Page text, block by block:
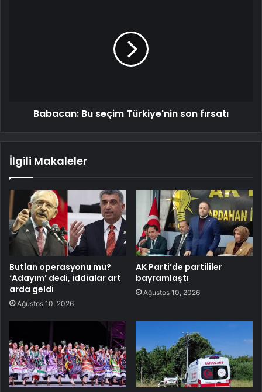
Babacan: Bu seçim Türkiye'nin son fırsatı
İlgili Makaleler
Butlan operasyonu mu?
‘Adayım’ dedi, iddialar art
arda geldi
Ağustos 10, 2026
AK Parti’de partililer
bayramlaştı
Ağustos 10, 2026